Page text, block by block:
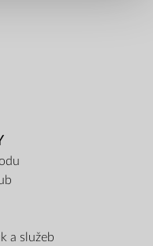
a služeb